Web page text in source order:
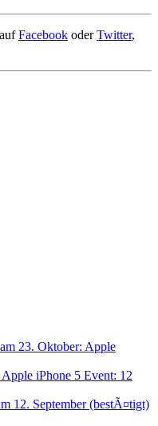
Facebook oderTwitter,
23. Oktober: Apple
iPhone 5 Event: 12
12. September (bestÃ¤tigt)